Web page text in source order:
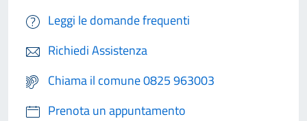
Leggi le domande frequenti
Richiedi Assistenza
Chiama il comune 0825 963003
Prenota un appuntamento